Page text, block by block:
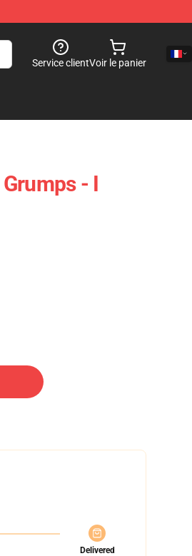
Service clientVoir le panier
- I
Delivered